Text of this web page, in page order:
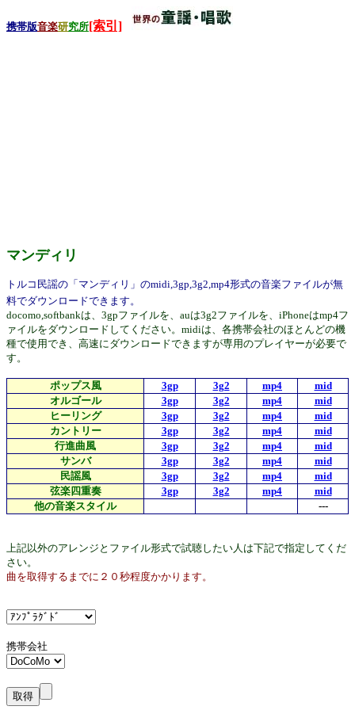
携帯版音楽研究所[索引]
マンディリ
トルコ民謡の「マンディリ」のmidi,3gp,3g2,mp4形式の音楽ファイルが無
料でダウンロードできます。
docomo,softbankは、3gpファイルを、auは3g2ファイルを、iPhoneはmp4フ
ァイルをダウンロードしてください。midiは、各携帯会社のほとんどの機
種で使用でき、高速にダウンロードできますが専用のプレイヤーが必要で
す。
ポップス風 3gp 3g2 mp4
mid
オルゴール
3gp 3g2 mp4
mid
ヒーリング
3gp 3g2 mp4
mid
カントリー
3gp 3g2 mp4
mid
行進曲風
3gp 3g2 mp4
mid
サンバ
3gp 3g2 mp4
mid
民謡風
3gp 3g2 mp4
mid
弦楽四重奏
3gp 3g2 mp4
mid
他の音楽スタイル
---
上記以外のアレンジとファイル形式で試聴したい人は下記で指定してくだ
さい。
曲を取得するまでに２０秒程度かかります。
携帯会社